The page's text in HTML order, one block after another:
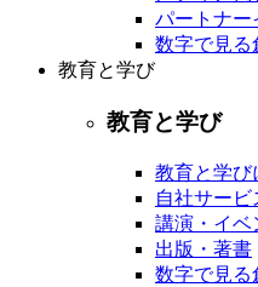
パートナー
数字で見る
教育と学び
教育と学び
教育と学び
自社サービ
講演・イベ
出版・著書
数字で見る